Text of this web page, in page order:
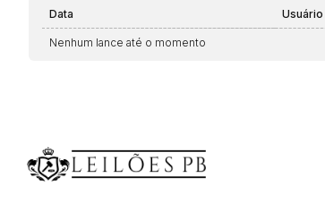
Data Usuário
Nenhum lance até o momento